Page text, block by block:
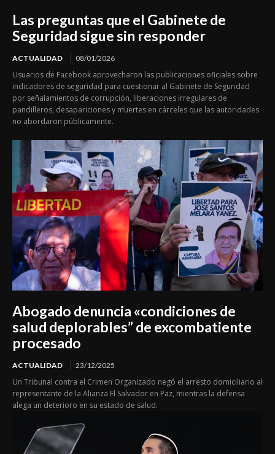
Las preguntas que el Gabinete de
Seguridad sigue sin responder
ACTUALIDAD 08/01/2026
Usuarios de Facebook aprovecharon las publicaciones oficiales sobre
indicadores de seguridad para cuestionar al Gabinete de Seguridad
por señalamientos de corrupción, liberaciones irregulares de
pandilleros, desapariciones y muertes en cárceles que las autoridades
no abordaron públicamente.
Abogado denuncia «condiciones de
salud deplorables” de excombatiente
procesado
ACTUALIDAD 23/12/2025
Un Tribunal contra el Crimen Organizado negó el arresto domiciliario al
representante de la Alianza El Salvador en Paz, mientras la defensa
alega un deterioro en su estado de salud.